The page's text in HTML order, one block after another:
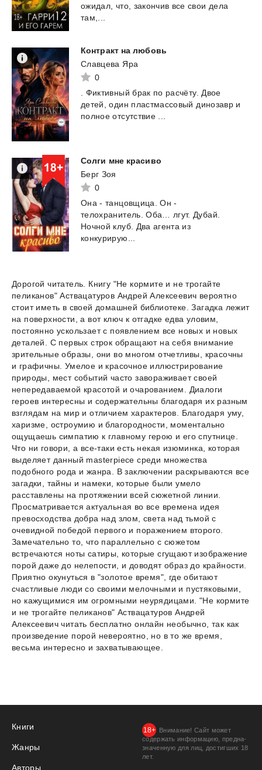
ожидал, что, закончив все свои дела
там,...
Контракт на любовь
Славцева Яра
0
Фиктивный брак по расчёту. Двое
детей,
один пластмассовый динозавр и
полное отсутствие
Солги мне красиво
Берг Зоя
0
Она - танцовщица. Он -
телохранитель. Оба… лгут. Дубай.
Ночной клуб. Два агента из
конкурирую...
Дорогой читатель. Книгу "Не кормите и не трогайте
пеликанов" Аствацатуров Андрей Алексеевич вероятно
стоит иметь в своей домашней библиотеке. Загадка лежит
на поверхности, а вот ключ к отгадке едва уловим,
постоянно ускользает с появлением все новых и новых
деталей. С первых строк обращают на себя внимание
зрительные образы, они во многом отчетливы, красочны
и графичны. Умелое и красочное иллюстрирование
природы, мест событий часто завораживает своей
непередаваемой красотой и очарованием. Диалоги
героев интересны и содержательны благодаря их разным
взглядам на мир и отличием характеров. Благодаря уму,
харизме, остроумию и благородности, моментально
ощущаешь симпатию к главному герою и его спутнице.
Что ни говори, а все-таки есть некая изюминка, которая
выделяет данный masterpiece среди множества
подобного рода и жанра. В заключении раскрываются все
загадки, тайны и намеки, которые были умело
расставлены на протяжении всей сюжетной линии.
Просматривается актуальная во все времена идея
превосходства добра над злом, света над тьмой с
очевидной победой первого и поражением второго.
Замечательно то, что параллельно с сюжетом
встречаются ноты сатиры, которые сгущают изображение
порой даже до нелепости, и доводят образ до крайности.
Приятно окунуться в "золотое время", где обитают
счастливые люди со своими мелочными и пустяковыми,
но кажущимися им огромными неурядицами. "Не кормите
и не трогайте пеликанов" Аствацатуров Андрей
Алексеевич читать бесплатно онлайн необычно, так как
произведение порой невероятно, но в то же время,
весьма интересно и захватывающее.
Книги
Жанры
Авторы
Внимание! Сайт может
содержать информацию, предна­
значенную для лиц, дости­гших 18
лет.